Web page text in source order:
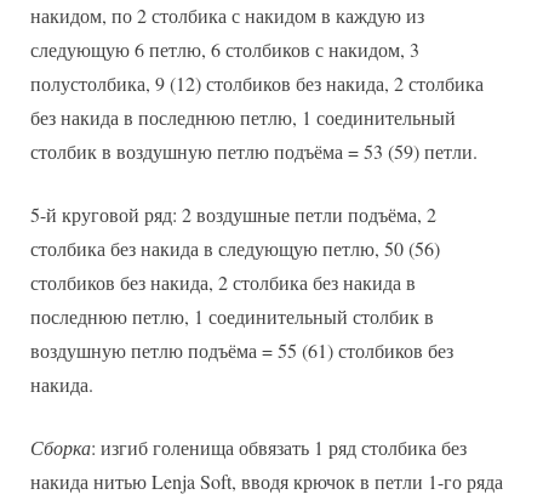
накидом, по 2 столбика с накидом в каждую из
следующую 6 петлю, 6 столбиков с накидом, 3
полустолбика, 9 (12) столбиков без накида, 2 столбика
без накида в последнюю петлю, 1 соединительный
столбик в воздушную петлю подъёма = 53 (59) петли.
5-й круговой ряд: 2 воздушные петли подъёма, 2
столбика без накида в следующую петлю, 50 (56)
столбиков без накида, 2 столбика без накида в
последнюю петлю, 1 соединительный столбик в
воздушную петлю подъёма = 55 (61) столбиков без
накида.
Сборка: изгиб голенища обвязать 1 ряд столбика без
накида нитью Lenja Soft, вводя крючок в петли 1-го ряда